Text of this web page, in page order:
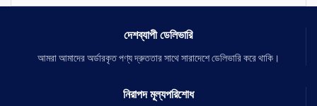
দেশব্যাপী ডেলিভারি
আমরা আমাদের অর্ডারকৃত পণ্য দ্রুততার সাথে সারাদেশে ডেলিভারি করে থাকি।
নিরাপদ মূল্যপরিশোধ